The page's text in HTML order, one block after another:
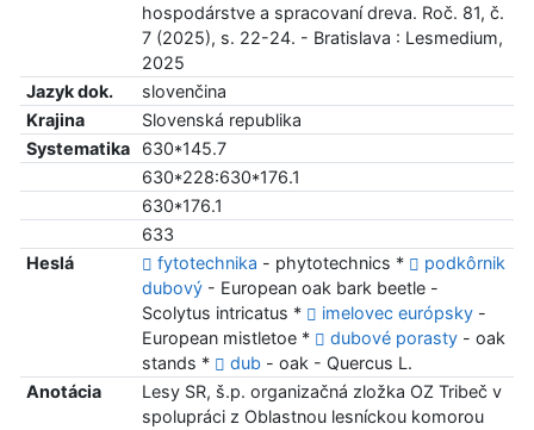
hospodárstve a spracovaní dreva. Roč. 81, č.
7 (2025), s. 22-24. - Bratislava : Lesmedium,
2025
Jazyk dok.
slovenčina
Krajina
Slovenská republika
Systematika
630*145.7
630*228:630*176.1
630*176.1
633
Heslá
fytotechnika - phytotechnics *
podkôrnik
dubový- European oak bark beetle -
Scolytus intricatus *
imelovec európsky-
European mistletoe *
dubové porasty- oak
stands *
dub- oak - Quercus L.
Anotácia
Lesy SR, š.p. organizačná zložka OZ Tribeč v
spolupráci z Oblastnou lesníckou komorou